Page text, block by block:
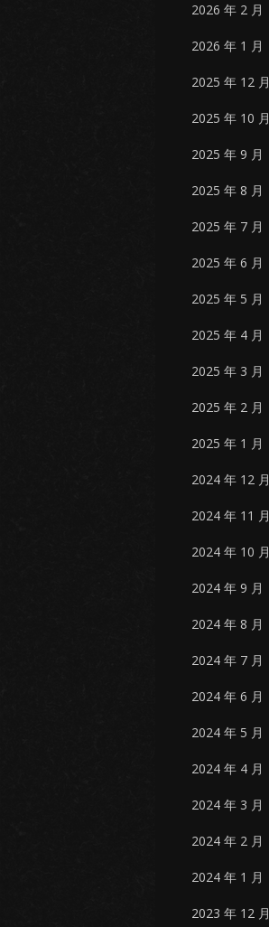
2026 年 2 月
2026 年 1 月
2025 年 12 月
2025 年 10 月
2025 年 9 月
2025 年 8 月
2025 年 7 月
2025 年 6 月
2025 年 5 月
2025 年 4 月
2025 年 3 月
2025 年 2 月
2025 年 1 月
2024 年 12 月
2024 年 11 月
2024 年 10 月
2024 年 9 月
2024 年 8 月
2024 年 7 月
2024 年 6 月
2024 年 5 月
2024 年 4 月
2024 年 3 月
2024 年 2 月
2024 年 1 月
2023 年 12 月